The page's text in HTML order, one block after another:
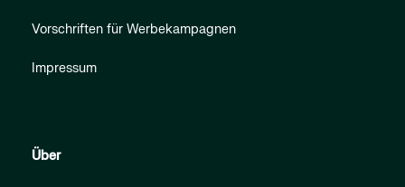
Vorschriften für Werbekampagnen
Impressum
Über